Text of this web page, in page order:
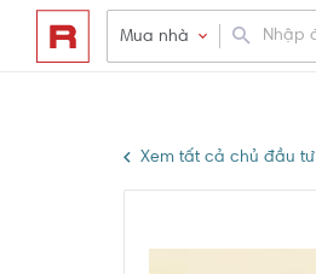
Mua nhà
Xem tất cả chủ đầu tư